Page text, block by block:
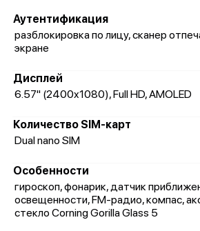
Аутентификация
разблокировка по лицу, сканер
экране
Дисплей
6.57" (2400x1080), Full HD, AMOLED
Количество SIM-карт
Dual nano SIM
Особенности
гироскоп, фонарик, датчик
освещенности, FM-радио, компас,
стекло Corning Gorilla Glass 5